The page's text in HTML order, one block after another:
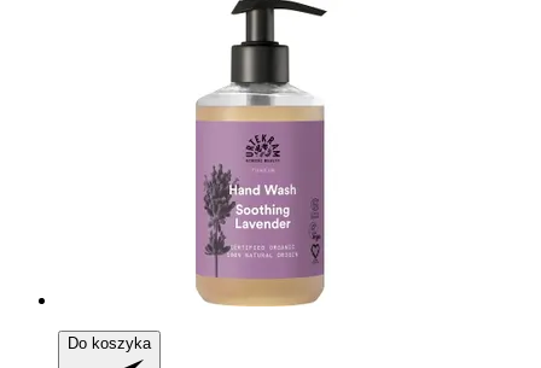
Do koszyka